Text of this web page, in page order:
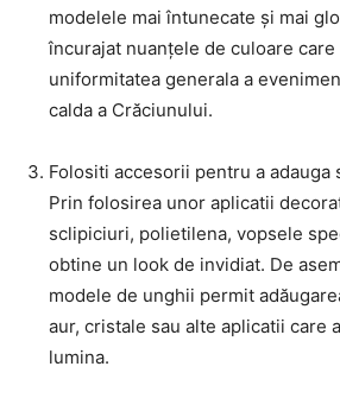
modelele mai întunecate și mai
încurajat nuanțele de culoare care
uniformitatea generala a
calda a Crăciunului.
Folositi accesorii pentru a adauga
Prin folosirea unor aplicatii
sclipiciuri, polietilena, vopsele
obtine un look de invidiat. De
modele de unghii permit
aur, cristale sau alte aplicatii care
lumina.